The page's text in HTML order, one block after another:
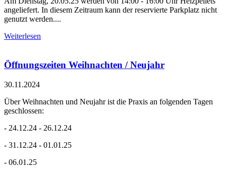
angeliefert. In diesem Zeitraum kann der reservierte Parkplatz nicht
genutzt werden....
Weiterlesen
Öffnungszeiten Weihnachten / Neujahr
30.11.2024
Über Weihnachten und Neujahr ist die Praxis an folgenden Tagen
geschlossen:
- 24.12.24 - 26.12.24
- 31.12.24 - 01.01.25
- 06.01.25